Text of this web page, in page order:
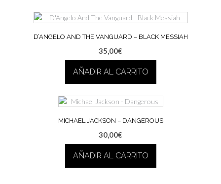
D’ANGELO AND THE VANGUARD – BLACK MESSIAH
35,00€
AÑADIR AL CARRITO
MICHAEL JACKSON – DANGEROUS
30,00€
AÑADIR AL CARRITO